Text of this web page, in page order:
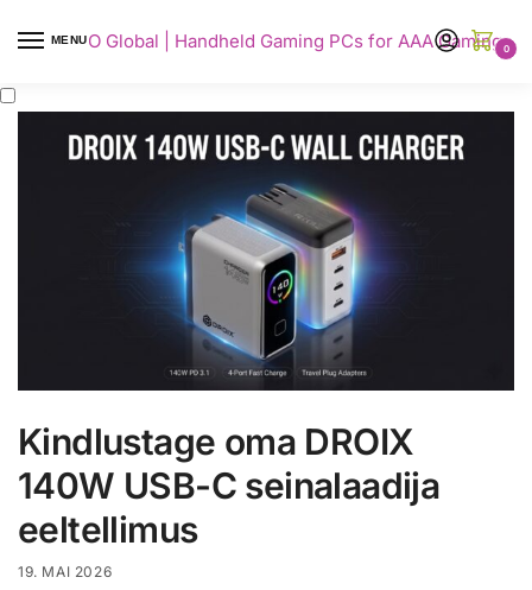
MENU
AYANEO Global | Handheld Gaming PCs for AAA Gaming0
Kindlustage oma DROIX
140W USB-C seinalaadija
eeltellimus
19. MAI 2026